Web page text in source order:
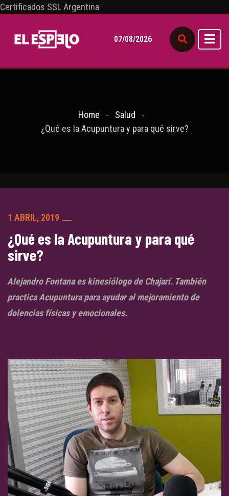
Certificados SSL Argentina
07/08/2026
Home
Salud
¿Qué es la Acupuntura y para qué sirve?
1 ABRIL, 2019
¿Qué es la Acupuntura y para qué
sirve?
Alejandro Fontana es kinesiólogo de Chajarí. También
practica Acupuntura para ayudar al mejoramiento de
dolencias físicas y emocionales.